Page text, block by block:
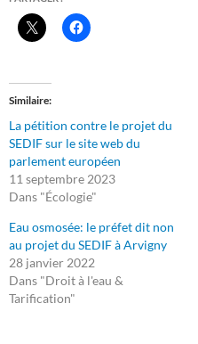
Similaire
La pétition contre le projet du
SEDIF sur le site web du
parlement européen
11 septembre 2023
Dans "Écologie"
Eau osmosée: le préfet dit non
au projet du SEDIF à Arvigny
28 janvier 2022
Dans "Droit à l'eau &
Tarification"